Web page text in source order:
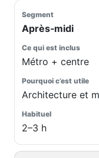
Après‑midi
Métro + centre
Architecture et
2–3 h